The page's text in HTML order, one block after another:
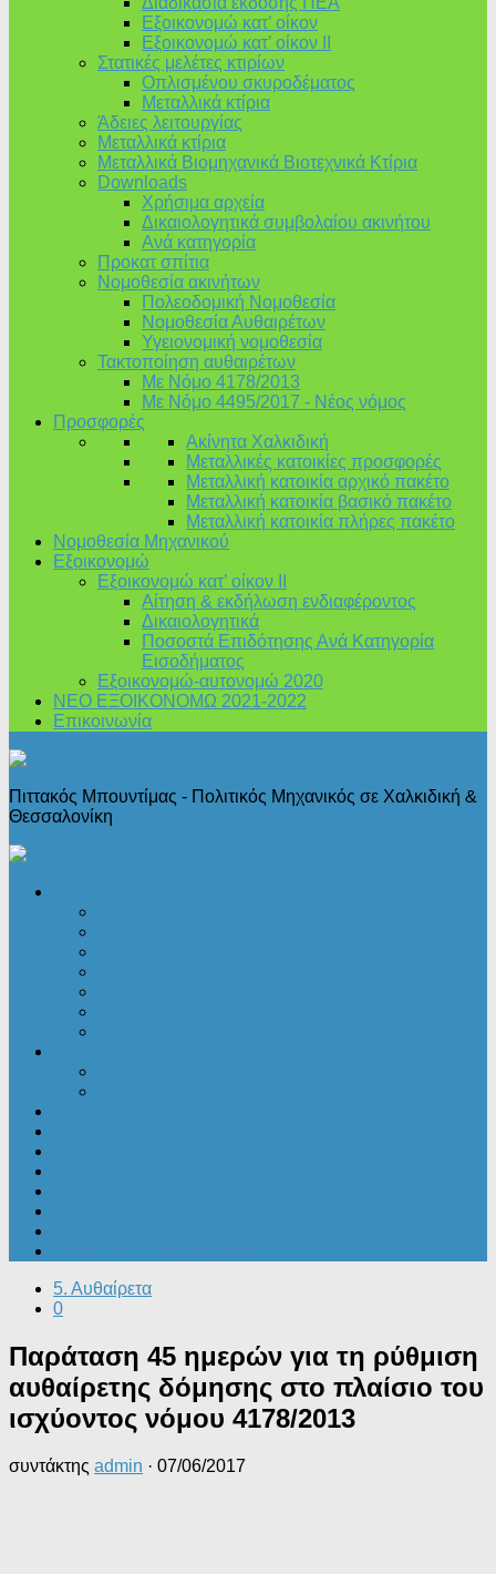
Εξοικονομώ κατ’ οίκoν
Εξοικονομώ κατ’ οίκον II
Στατικές μελέτες κτιρίων
Οπλισμένου σκυροδέματος
Μεταλλικά κτίρια
Άδειες λειτουργίας
Μεταλλικά κτίρια
Μεταλλικά Βιομηχανικά Βιοτεχνικά Κτίρια
Downloads
Χρήσιμα αρχεία
Δικαιολογητικά συμβολαίου ακινήτου
Ανά κατηγορία
Προκατ σπίτια
Νομοθεσία ακινήτων
Πολεοδομική Νομοθεσία
Νομοθεσία Αυθαιρέτων
Υγειονομική νομοθεσία
Τακτοποίηση αυθαιρέτων
Με Νόμο 4178/2013
Με Νόμο 4495/2017 - Νέος νόμος
Προσφορές
Ακίνητα Χαλκιδική
Μεταλλικές κατοικίες προσφορές
Μεταλλική κατοικία αρχικό πακέτο
Μεταλλική κατοικία βασικό πακέτο
Μεταλλική κατοικία πλήρες πακέτο
Νομοθεσία Μηχανικού
Εξοικονομώ
Εξοικονομώ κατ’ οίκον II
Αίτηση & εκδήλωση ενδιαφέροντος
Δικαιολογητικά
Ποσοστά Επιδότησης Ανά Κατηγορία
Εισοδήματος
Εξοικονομώ-αυτονομώ 2020
ΝΕΟ ΕΞΟΙΚΟΝΟΜΩ 2021-2022
Επικοινωνία
Πιττακός Μπουντίμας - Πολιτικός Μηχανικός σε Χαλκιδική &
Θεσσαλονίκη
5. Αυθαίρετα
0
Παράταση 45 ημερών για τη ρύθμιση
αυθαίρετης δόμησης στο πλαίσιο του
ισχύοντος νόμου 4178/2013
συντάκτης admin · 07/06/2017